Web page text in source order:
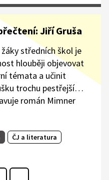
Jiří Gruša
středních škol je
hlouběji objevovat
témata a učinit
trochu pestřejší…
román Mimner
ČJ a literatura